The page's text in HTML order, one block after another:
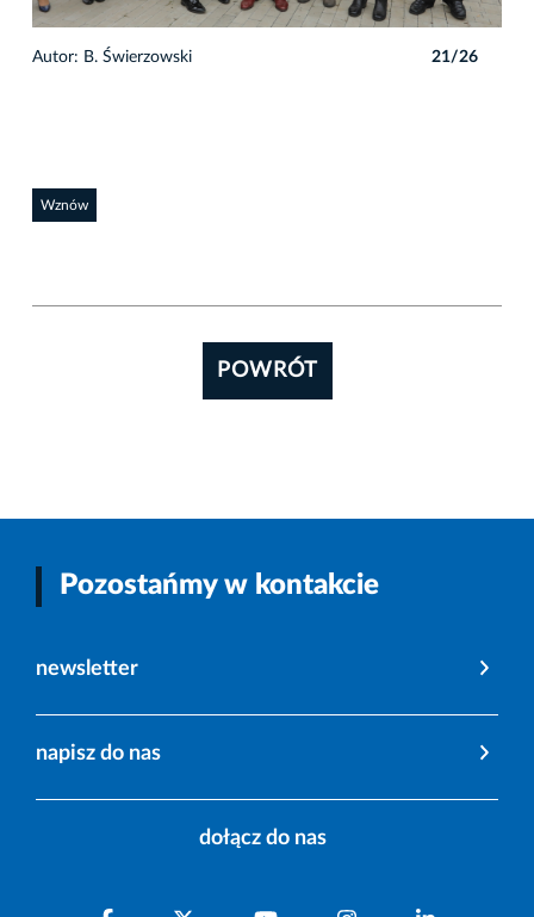
Autor: B. Świerzowski 21/26
Wznów
POWRÓT
Pozostańmy w kontakcie
newsletter
napisz do nas
dołącz do nas